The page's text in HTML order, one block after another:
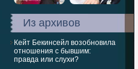
Из архивов
Кейт Бекинсейл возобновила
отношения с бывшим:
правда или слухи?